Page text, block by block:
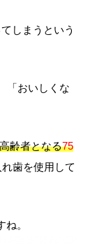
しまうという
「おいしくな
齢者となる75
歯を使用して
。